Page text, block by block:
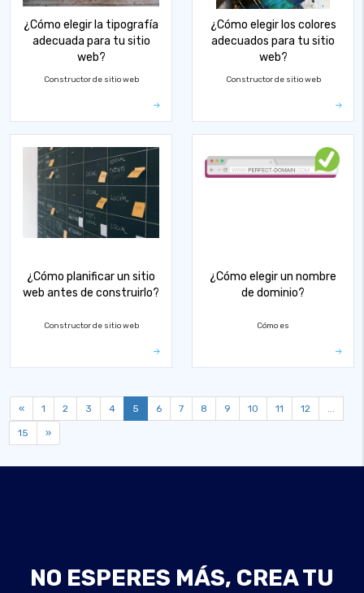
¿Cómo elegir la tipografía
adecuada para tu sitio
web?
Constructor de sitio web
¿Cómo elegir los colores
adecuados para tu sitio
web?
Constructor de sitio web
¿Cómo planificar un sitio
web antes de construirlo?
Constructor de sitio web
¿Cómo elegir un nombre
de dominio?
Cómo es
« 1 2 3 4 5 6 7 8 9 10 11 12 ...
15 »
NO ESPERES MÁS, CREA TU